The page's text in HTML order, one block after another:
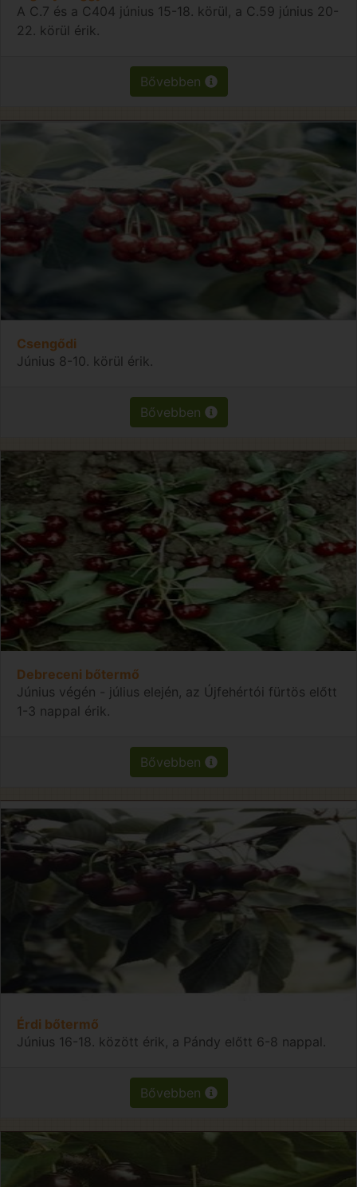
A C.7 és a C404 június 15-18. körül, a C.59 június 20-
22. körül érik.
Bővebben
Csengődi
Június 8-10. körül érik.
Bővebben
Debreceni bőtermő
Június végén - július elején, az Újfehértói fürtös előtt
1-3 nappal érik.
Bővebben
Érdi bőtermő
Június 16-18. között érik, a Pándy előtt 6-8 nappal.
Bővebben